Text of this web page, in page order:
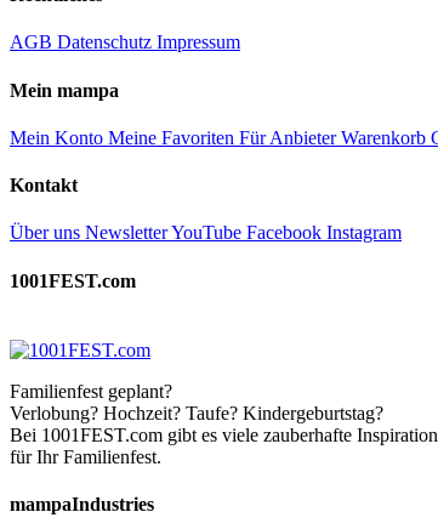
AGB Datenschutz Impressum
Mein mampa
Mein Konto Meine Favoriten Für AnbieterWarenkorb
Kontakt
Über uns NewsletterYouTube Facebook Instagram
1001FEST.com
Familienfest geplant?
Verlobung? Hochzeit? Taufe? Kindergeburtstag?
Bei 1001FEST.com gibt es viele zauberhafte
für Ihr Familienfest.
mampaIndustries